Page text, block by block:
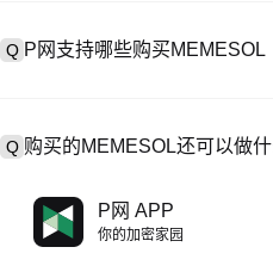
步骤2.在账户中存入法币或者加
步骤3.在CEX中搜索MEMESOL。
Q P网支持哪些购买
1）信用卡/借记卡（Visa/
2）点对点（P2P）交易，通过
4）场外交易（OTC）处理超过
Q 购买的MEMESOL还可以做什
使用USDT或者USDC进行合约交
持币赚币，坐享收益。
P网 APP
你的加密家园